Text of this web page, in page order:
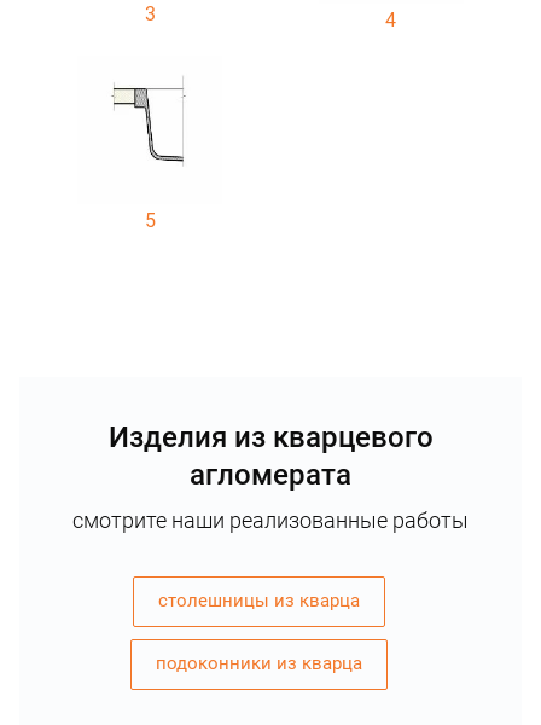
3 4
5
Изделия из кварцевого
агломерата
смотрите наши реализованные работы
столешницы из кварца
подоконники из кварца